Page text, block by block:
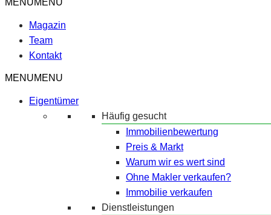
MENUMENU
Magazin
Team
Kontakt
MENUMENU
Eigentümer
Häufig gesucht
Immobilienbewertung
Preis & Markt
Warum wir es wert sind
Ohne Makler verkaufen?
Immobilie verkaufen
Dienstleistungen